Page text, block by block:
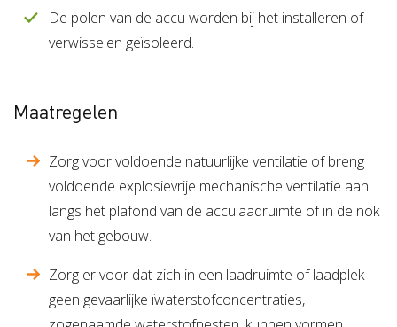
De polen van de accu worden bij het installeren of
verwisselen geïsoleerd.
Maatregelen
Zorg voor voldoende natuurlijke ventilatie of breng
voldoende explosievrije mechanische ventilatie aan
langs het plafond van de acculaadruimte of in de nok
van het gebouw.
Zorg er voor dat zich in een laadruimte of laadplek
geen gevaarlijke ïwaterstofconcentraties,